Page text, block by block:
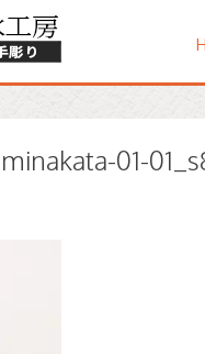
01-